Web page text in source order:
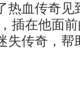
热血传奇见
插在他面
失传奇，帮